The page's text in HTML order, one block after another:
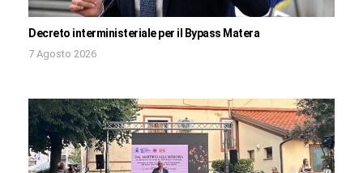
Decreto interministeriale per il Bypass Matera
7 Agosto 2026